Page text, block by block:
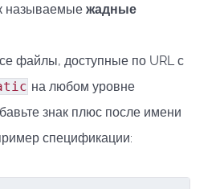
называемые жадные
файлы, доступные по URL с
на любом уровне
знак плюс после имени
спецификации: